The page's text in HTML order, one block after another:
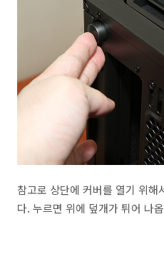
참고로 상단에 커버를 열기 위해
다. 누르면 위에 덮개가 튀어 나